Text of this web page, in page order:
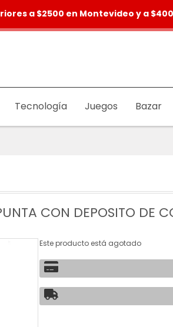
a $2500 en Montevideo y a
Tecnología Juegos Bazar
CON DEPOSITO DE
Este producto está agotado